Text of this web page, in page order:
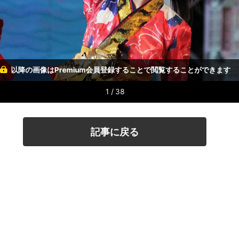
以降の画像はPremium会員登録することで閲覧することができます
1 / 38
記事に戻る